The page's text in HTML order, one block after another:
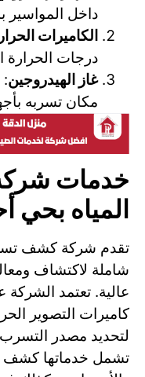
داخل المواسير
الكاميرات
درجات الحرارة
غاز الهيدروجين:
مكان تسربه
خدمات
المياه بحي
تقدم شركة كشف
شاملة لاكتشاف
عالية. تعتمد
كاميرات التصوير
لتحديد مصدر
تشمل خدماتها كشف